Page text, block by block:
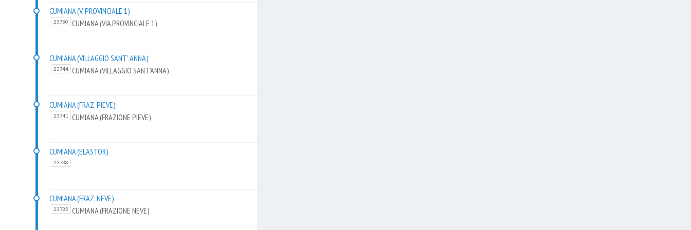
CUMIANA (V. PROVINCIALE 1)
23750 CUMIANA (VIA PROVINCIALE 1)
CUMIANA (VILLAGGIO SANT' ANNA)
23744 CUMIANA (VILLAGGIO SANT'ANNA)
CUMIANA (FRAZ. PIEVE)
23741 CUMIANA (FRAZIONE PIEVE)
CUMIANA (ELASTOR)
23738
CUMIANA (FRAZ. NEVE)
23735 CUMIANA (FRAZIONE NEVE)